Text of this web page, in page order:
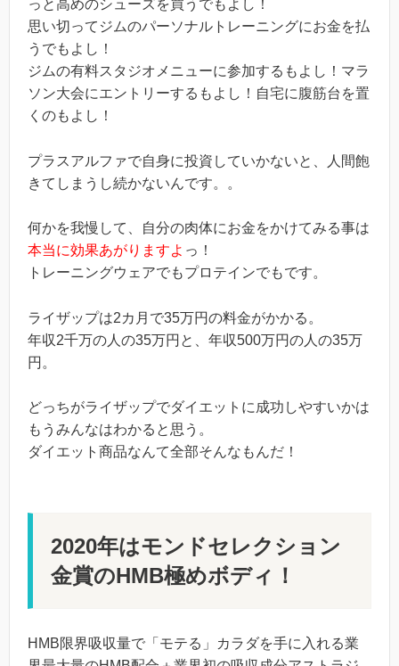
っと高めのシューズを買うでもよし！
思い切ってジムのパーソナルトレーニングにお金を払
うでもよし！
ジムの有料スタジオメニューに参加するもよし！マラ
ソン大会にエントリーするもよし！自宅に腹筋台を置
くのもよし！
プラスアルファで自身に投資していかないと、人間飽
きてしまうし続かないんです。。
何かを我慢して、自分の肉体にお金をかけてみる事は
本当に効果あがりますよ っ！
トレーニングウェアでもプロテインでもです。
ライザップは2カ月で35万円の料金がかかる。
年収2千万の人の35万円と、年収500万円の人の35万
円。
どっちがライザップでダイエットに成功しやすいかは
もうみんなはわかると思う。
ダイエット商品なんて全部そんなもんだ！
2020年はモンドセレクション
金賞のHMB極めボディ！
HMB限界吸収量で「モテる」カラダを手に入れる業